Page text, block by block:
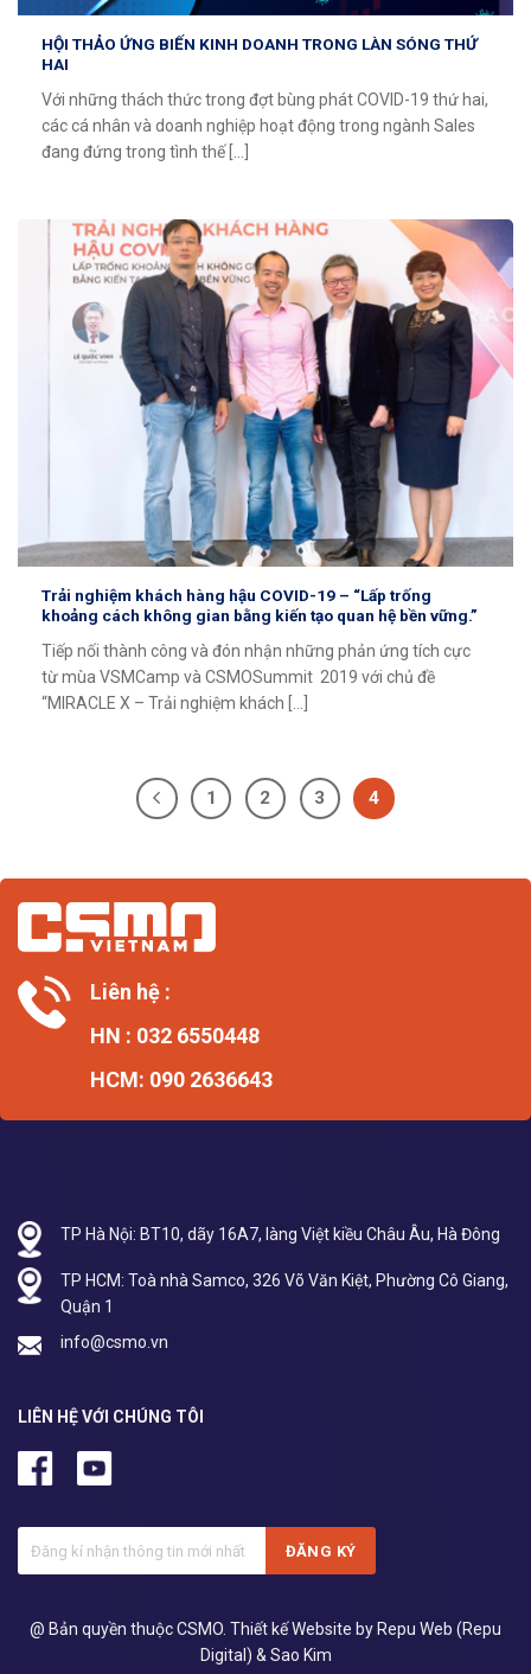
HỘI THẢO ỨNG BIẾN KINH DOANH TRONG LÀN SÓNG THỨ
HAI
Với những thách thức trong đợt bùng phát COVID-19 thứ hai,
các cá nhân và doanh nghiệp hoạt động trong ngành Sales
đang đứng trong tình thế [...]
Trải nghiệm khách hàng hậu COVID-19 – “Lấp trống
khoảng cách không gian bằng kiến tạo quan hệ bền vững.”
Tiếp nối thành công và đón nhận những phản ứng tích cực
từ mùa VSMCamp và CSMOSummit 2019 với chủ đề
“MIRACLE X – Trải nghiệm khách [...]
1 2 3 4
Liên hệ :
HN : 032 6550448
HCM: 090 2636643
TP Hà Nội: BT10, dãy 16A7, làng Việt kiều Châu Âu, Hà Đông
TP HCM: Toà nhà Samco, 326 Võ Văn Kiệt, Phường Cô Giang,
Quận 1
info@csmo.vn
LIÊN HỆ VỚI CHÚNG TÔI
@ Bản quyền thuộc CSMO. Thiết kế Website by Repu Web (Repu
Digital) & Sao Kim